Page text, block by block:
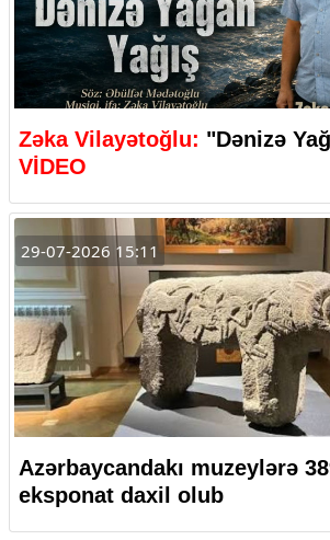
Zəka Vilayətoğlu: "Dənizə
VİDEO
29-07-2026 15:11
Azərbaycandakı muzeylərə
eksponat daxil olub